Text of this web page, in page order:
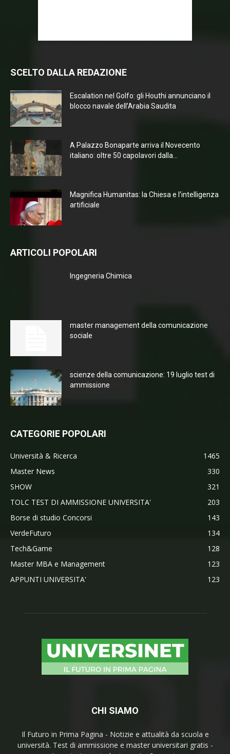
SCELTO DALLA REDAZIONE
Escalation nel Golfo: gli Houthi annunciano il
blocco navale dell’Arabia Saudita
A Palazzo Bonaparte arriva il Novecento
italiano: oltre 50 capolavori dalla...
Magnifica Humanitas: la Chiesa e l’intelligenza
artificiale
ARTICOLI POPOLARI
Ingegneria Chimica
master management della comunicazione
sociale
scienze della comunicazione: 19 luglio test di
ammissione
CATEGORIE POPOLARI
Università & Ricerca
1465
Master News
330
SHOW
321
TOLC TEST DI AMMISSIONE UNIVERSITA'
203
Borse di studio Concorsi
143
VerdeFuturo
134
Tech&Game
128
Master MBA e Management
123
APPUNTI UNIVERSITA'
123
CHI SIAMO
Il Futuro in Prima Pagina - Notizie e attualità da scuola e
università. Test di ammissione e master universitari gratis -